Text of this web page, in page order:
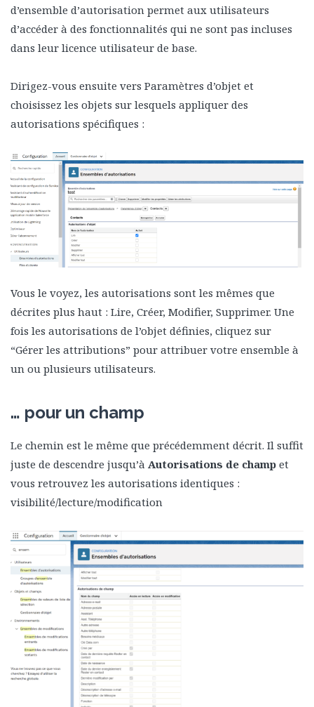
d’ensemble d’autorisation permet aux utilisateurs
d’accéder à des fonctionnalités qui ne sont pas incluses
dans leur licence utilisateur de base.
Dirigez-vous ensuite vers Paramètres d’objet et
choisissez les objets sur lesquels appliquer des
autorisations spécifiques :
Vous le voyez, les autorisations sont les mêmes que
décrites plus haut : Lire, Créer, Modifier, Supprimer. Une
fois les autorisations de l’objet définies, cliquez sur
“Gérer les attributions” pour attribuer votre ensemble à
un ou plusieurs utilisateurs.
… pour un champ
Le chemin est le même que précédemment décrit. Il suffit
juste de descendre jusqu’à Autorisations de champ et
vous retrouvez les autorisations identiques :
visibilité/lecture/modification